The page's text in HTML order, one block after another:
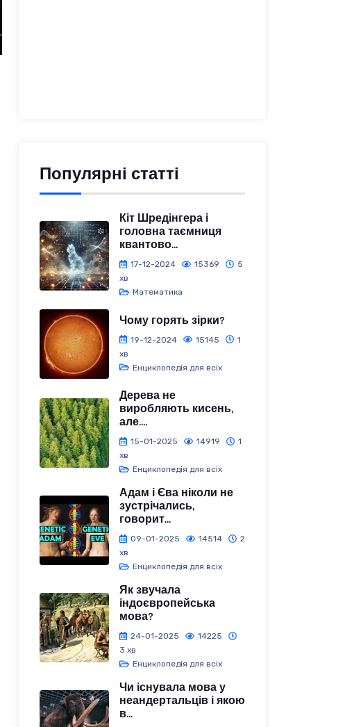
Популярні статті
Кіт Шредінгера і
головна таємниця
квантово...
17-12-2024 15369
5
хв
Математика
Чому горять зірки?
19-12-2024 15145
1
хв
Енциклопедія для всіх
Дерева не
виробляють кисень,
але....
15-01-2025 14919
1
хв
Енциклопедія для всіх
Адам і Єва ніколи не
зустрічались,
говорит...
09-01-2025 14514
2
хв
Енциклопедія для всіх
Як звучала
індоєвропейська
мова?
24-01-2025
14225
3 хв
Енциклопедія для всіх
Чи існувала мова у
неандертальців і якою
в...